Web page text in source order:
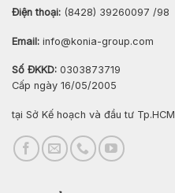
Điện thoại: (8428) 39260097 /98
Email: info@konia-group.com
Số ĐKKD: 0303873719
Cấp ngày 16/05/2005
tại Sở Kế hoạch và đầu tư Tp.HCM